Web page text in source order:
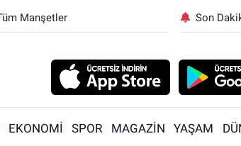
Manşetler Son
EKONOMİ SPOR MAGAZİN YAŞAM